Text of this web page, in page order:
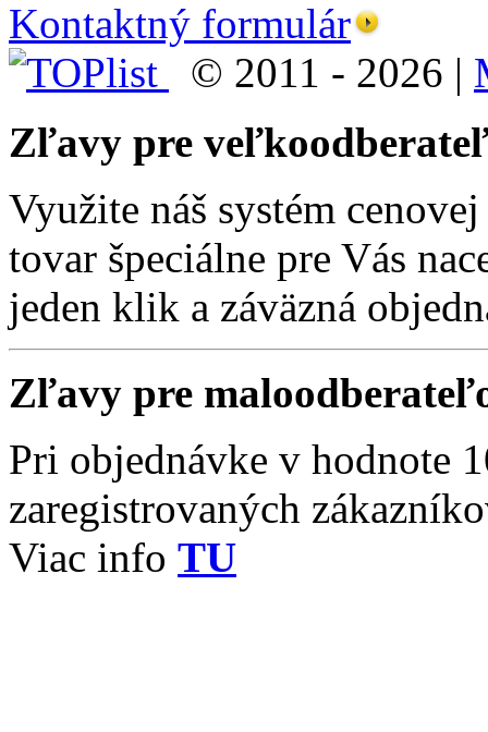
Kontaktný formulár
© 2011 - 2026 |
Zľavy pre
Využite náš systém
tovar špeciálne pre Vás
jeden klik a záväzná
Zľavy pre
Pri objednávke v hodnote
zaregistrovaných
Viac info TU